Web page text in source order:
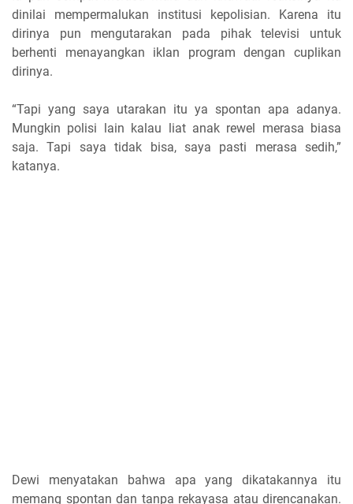
dinilai mempermalukan institusi kepolisian. Karena itu
dirinya pun mengutarakan pada pihak televisi untuk
berhenti menayangkan iklan program dengan cuplikan
dirinya.
“Tapi yang saya utarakan itu ya spontan apa adanya.
Mungkin polisi lain kalau liat anak rewel merasa biasa
saja. Tapi saya tidak bisa, saya pasti merasa sedih,”
katanya.
Dewi menyatakan bahwa apa yang dikatakannya itu
memang spontan dan tanpa rekayasa atau direncanakan.